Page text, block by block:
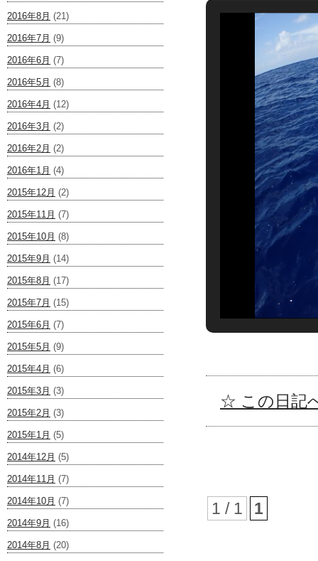
2016年8月 (21)
2016年7月 (9)
2016年6月 (7)
2016年5月 (8)
2016年4月 (12)
2016年3月 (2)
2016年2月 (2)
2016年1月 (4)
2015年12月 (2)
2015年11月 (7)
2015年10月 (8)
2015年9月 (14)
2015年8月 (17)
2015年7月 (15)
2015年6月 (7)
2015年5月 (9)
2015年4月 (6)
2015年3月 (3)
2015年2月 (3)
2015年1月 (5)
2014年12月 (5)
2014年11月 (7)
2014年10月 (7)
2014年9月 (16)
2014年8月 (20)
☆ この日記
1 / 1 1